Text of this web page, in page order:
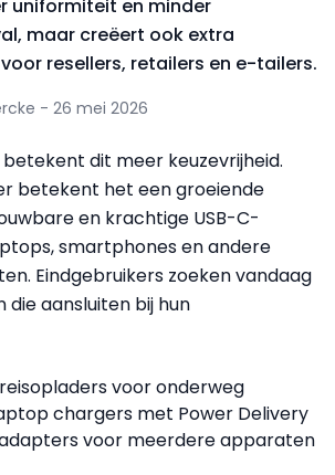
uniformiteit en minder
maar creëert ook extra
resellers, retailers en e-tailers.
- 26 mei 2026
dit meer keuzevrijheid.
betekent het een groeiende
en krachtige USB-C-
smartphones en andere
Eindgebruikers zoeken vandaag
die aansluiten bij hun
voor onderweg
chargers met Power Delivery
voor meerdere apparaten